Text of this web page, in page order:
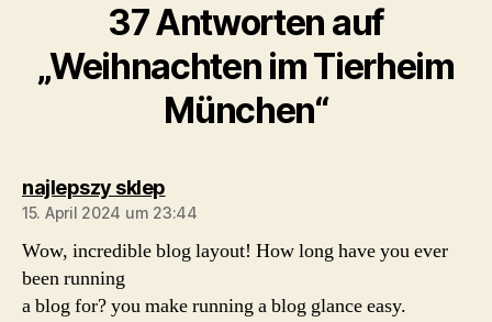
37 Antworten auf
„Weihnachten im Tierheim
München“
najlepszy sklepsagt:
15. April 2024 um 23:44
Wow, incredible blog layout! How long have you ever
been running
a blog for? you make running a blog glance easy.